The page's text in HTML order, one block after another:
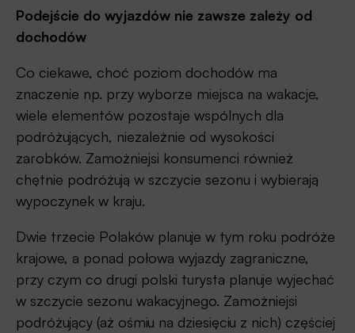
Podejście do wyjazdów nie zawsze zależy od
dochodów
Co ciekawe, choć poziom dochodów ma
znaczenie np. przy wyborze miejsca na wakacje,
wiele elementów pozostaje wspólnych dla
podróżujących, niezależnie od wysokości
zarobków. Zamożniejsi konsumenci również
chętnie podróżują w szczycie sezonu i wybierają
wypoczynek w kraju.
Dwie trzecie Polaków planuje w tym roku podróże
krajowe, a ponad połowa wyjazdy zagraniczne,
przy czym co drugi polski turysta planuje wyjechać
w szczycie sezonu wakacyjnego. Zamożniejsi
podróżujący (aż ośmiu na dziesięciu z nich) częściej